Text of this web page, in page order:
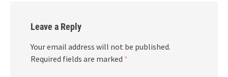
Leave a Reply
Your email address will not be published.
Required fields are marked *